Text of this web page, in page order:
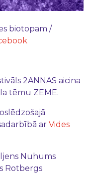
biotopam /
2ANNAS aicina
tēmu ZEME.
ar Vides
Nuhums
Rotbergs